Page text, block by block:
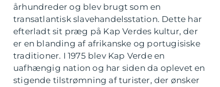
århundreder og blev brugt som en
transatlantisk slavehandelsstation. Dette har
efterladt sit præg på Kap Verdes kultur, der
er en blanding af afrikanske og portugisiske
traditioner. I 1975 blev Kap Verde en
uafhængig nation og har siden da oplevet en
stigende tilstrømning af turister, der ønsker